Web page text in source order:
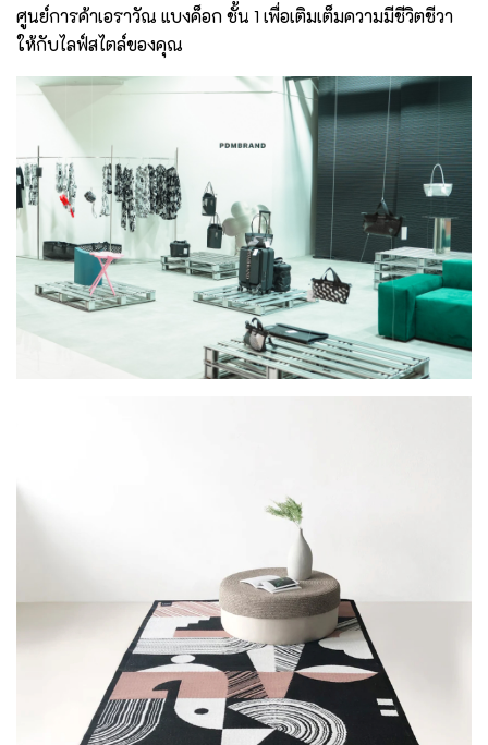
ศูนย์การค้าเอราวัณ แบงค็อก ชั้น 1 เพื่อเติมเต็มความมีชีวิตชีวา
ให้กับไลฟ์สไตล์ของคุณ